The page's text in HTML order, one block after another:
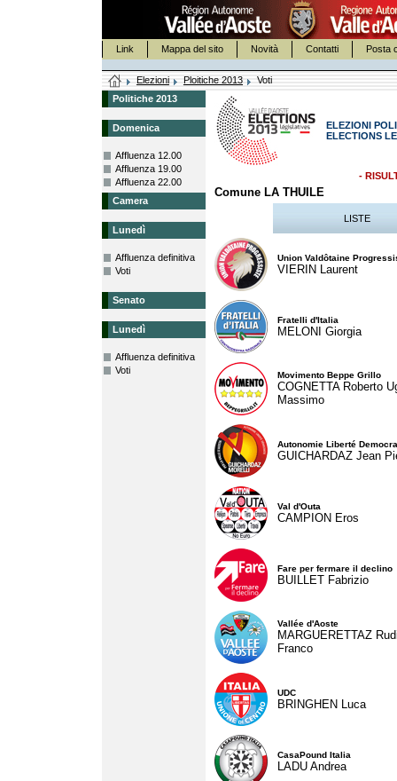
Link Mappa del sito Novità Contatti Posta
Elezioni Ploitiche 2013
Voti
Politiche 2013
Domenica
Affluenza 12.00
Affluenza 19.00
Affluenza 22.00
Camera
Lunedì
Affluenza definitiva
Voti
Senato
Lunedì
Affluenza definitiva
Voti
ELEZIONI
ELECTIONS
-
Comune LA THUILE
LISTE
Union Valdôtaine
VIERIN Laurent
Fratelli d'Italia
MELONI Giorgia
Movimento Beppe Grillo
COGNETTA Roberto
Massimo
Autonomie Liberté
GUICHARDAZ Jean
Val d'Outa
CAMPION Eros
Fare per fermare il declino
BUILLET Fabrizio
Vallée d'Aoste
MARGUERETTAZ
Franco
UDC
BRINGHEN Luca
CasaPound Italia
LADU Andrea